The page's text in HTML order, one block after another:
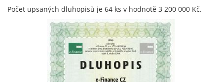
Počet upsaných dluhopisů je 64 ks v hodnotě 3 200 000 Kč.